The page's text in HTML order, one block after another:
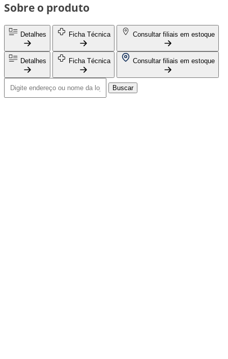
Sobre o produto
Detalhes Ficha Técnica Consultar filiais em estoque
Detalhes Ficha Técnica Consultar filiais em estoque
Buscar